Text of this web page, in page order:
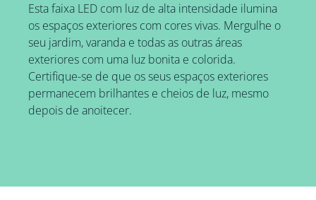
Esta faixa LED com luz de alta intensidade ilumina
os espaços exteriores com cores vivas. Mergulhe o
seu jardim, varanda e todas as outras áreas
exteriores com uma luz bonita e colorida.
Certifique-se de que os seus espaços exteriores
permanecem brilhantes e cheios de luz, mesmo
depois de anoitecer.